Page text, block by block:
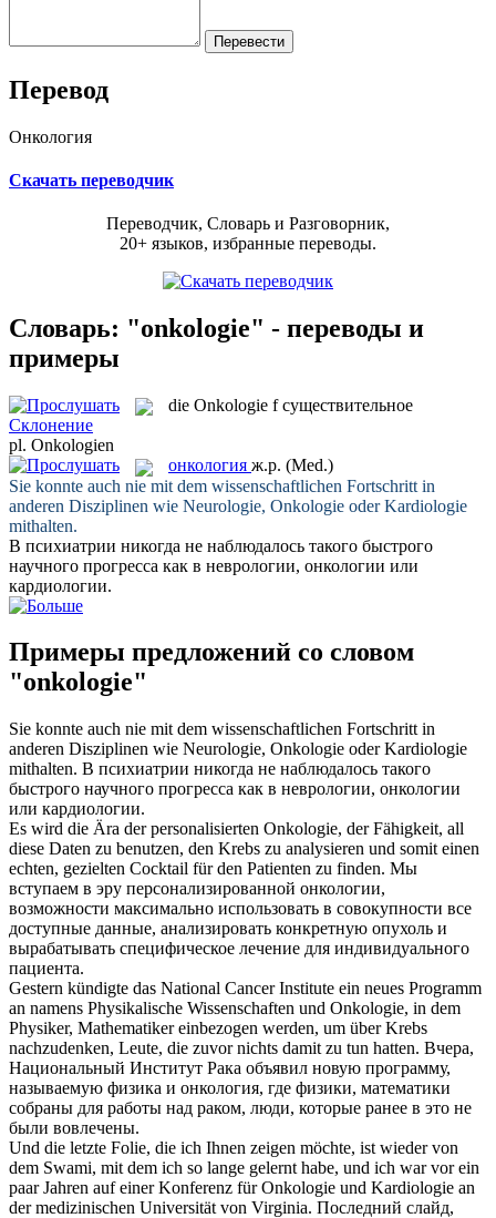
Перевод
Онкология
Скачать переводчик
Переводчик, Словарь и Разговорник,
20+ языков, избранные переводы.
Словарь: "onkologie" - переводы и
примеры
die Onkologie f существительное
Склонение
pl. Onkologien
онкология ж.р. (Med.)
Sie konnte auch nie mit dem wissenschaftlichen Fortschritt in
anderen Disziplinen wie Neurologie, Onkologie oder Kardiologie
mithalten.
В психиатрии никогда не наблюдалось такого быстрого
научного прогресса как в неврологии, онкологии или
кардиологии.
Примеры предложений со словом
"onkologie"
Sie konnte auch nie mit dem wissenschaftlichen Fortschritt in
anderen Disziplinen wie Neurologie, Onkologie oder Kardiologie
mithalten. В психиатрии никогда не наблюдалось такого
быстрого научного прогресса как в неврологии, онкологии
или кардиологии.
Es wird die Ära der personalisierten Onkologie, der Fähigkeit, all
diese Daten zu benutzen, den Krebs zu analysieren und somit einen
echten, gezielten Cocktail für den Patienten zu finden. Мы
вступаем в эру персонализированной онкологии,
возможности максимально использовать в совокупности все
доступные данные, анализировать конкретную опухоль и
вырабатывать специфическое лечение для индивидуального
пациента.
Gestern kündigte das National Cancer Institute ein neues Programm
an namens Physikalische Wissenschaften und Onkologie, in dem
Physiker, Mathematiker einbezogen werden, um über Krebs
nachzudenken, Leute, die zuvor nichts damit zu tun hatten. Вчера,
Национальный Институт Рака объявил новую программу,
называемую физика и онкология, где физики, математики
собраны для работы над раком, люди, которые ранее в это не
были вовлечены.
Und die letzte Folie, die ich Ihnen zeigen möchte, ist wieder von
dem Swami, mit dem ich so lange gelernt habe, und ich war vor ein
paar Jahren auf einer Konferenz fürOnkologie und Kardiologie an
der medizinischen Universität von Virginia. Последний слайд,